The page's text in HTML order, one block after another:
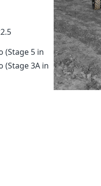
(Stage 5 in
(Stage 3A in